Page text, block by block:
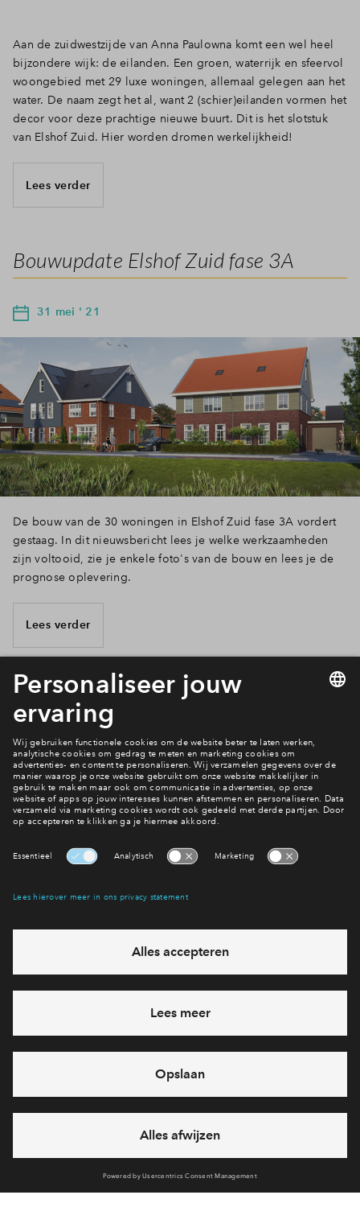
Aan de zuidwestzijde van Anna Paulowna komt een wel heel
bijzondere wijk: de eilanden. Een groen, waterrijk en sfeervol
woongebied met 29 luxe woningen, allemaal gelegen aan het
water. De naam zegt het al, want 2 (schier)eilanden vormen het
decor voor deze prachtige nieuwe buurt. Dit is het slotstuk
van Elshof Zuid. Hier worden dromen werkelijkheid!
Lees verder
Bouwupdate Elshof Zuid fase 3A
31 mei ' 21
De bouw van de 30 woningen in Elshof Zuid fase 3A vordert
gestaag. In dit nieuwsbericht lees je welke werkzaamheden
zijn voltooid, zie je enkele foto's van de bouw en lees je de
prognose oplevering.
Lees verder
Wanneer krijg ik de sleutel van mijn huis?
Planning nieuwbouw
Interesse? Meld je dan snel aan
Hiermee blijf je op de hoogte van het belangrijkste nieuws en
Ja, ik wil mij aanmelden
Heb je een vraag en wil je direct antwoord? Bel ons op
712 21 05
6 dagen per week beschikbaar (behalve tijdens
bereikbaar